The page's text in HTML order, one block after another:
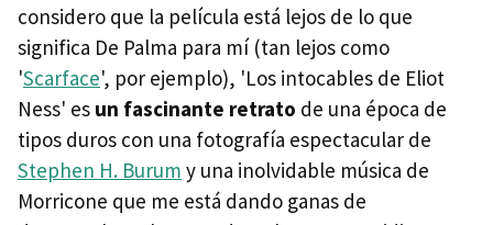
considero que la película está lejos de lo que
significa De Palma para mí (tan lejos como
'Scarface', por ejemplo), 'Los intocables de Eliot
Ness' es un fascinante retrato de una época de
tipos duros con una fotografía espectacular de
Stephen H. Burum y una inolvidable música de
Morricone que me está dando ganas de